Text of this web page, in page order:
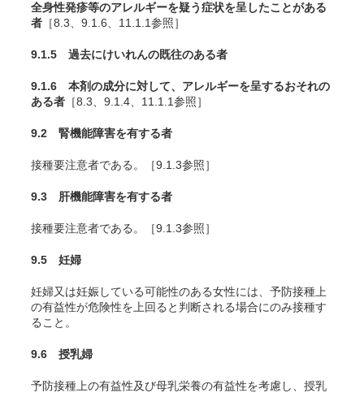
全身性発疹等のアレルギーを疑う症状を呈したことがある
者 ［8.3、9.1.6、11.1.1参照］
9.1.5 過去にけいれんの既往のある者
9.1.6 本剤の成分に対して、アレルギーを呈するおそれの
ある者 ［8.3、9.1.4、11.1.1参照］
9.2 腎機能障害を有する者
接種要注意者である。［9.1.3参照］
9.3 肝機能障害を有する者
接種要注意者である。［9.1.3参照］
9.5 妊婦
妊婦又は妊娠している可能性のある女性には、予防接種上
の有益性が危険性を上回ると判断される場合にのみ接種す
ること。
9.6 授乳婦
予防接種上の有益性及び母乳栄養の有益性を考慮し、授乳